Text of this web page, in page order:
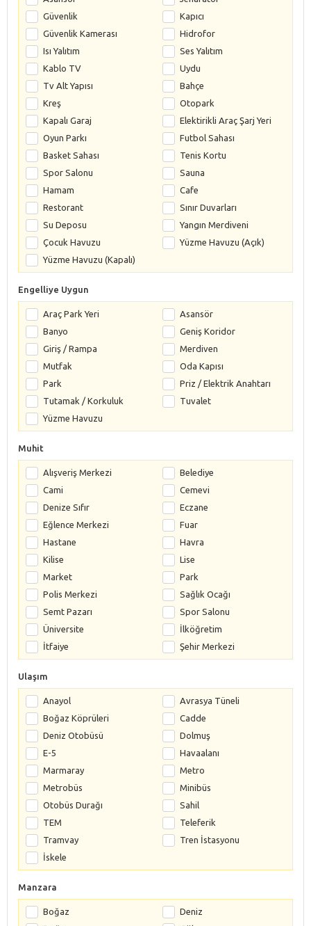
Güvenlik
Kapıcı
Güvenlik Kamerası
Hidrofor
Isı Yalıtım
Ses Yalıtım
Kablo TV
Uydu
Tv Alt Yapısı
Bahçe
Kreş
Otopark
Kapalı Garaj
Elektirikli Araç Şarj Yeri
Oyun Parkı
Futbol Sahası
Basket Sahası
Tenis Kortu
Spor Salonu
Sauna
Hamam
Cafe
Restorant
Sınır Duvarları
Su Deposu
Yangın Merdiveni
Çocuk Havuzu
Yüzme Havuzu (Açık)
Yüzme Havuzu (Kapalı)
Engelliye Uygun
Araç Park Yeri
Asansör
Banyo
Geniş Koridor
Giriş / Rampa
Merdiven
Mutfak
Oda Kapısı
Park
Priz / Elektrik Anahtarı
Tutamak / Korkuluk
Tuvalet
Yüzme Havuzu
Muhit
Alışveriş Merkezi
Belediye
Cami
Cemevi
Denize Sıfır
Eczane
Eğlence Merkezi
Fuar
Hastane
Havra
Kilise
Lise
Market
Park
Polis Merkezi
Sağlık Ocağı
Semt Pazarı
Spor Salonu
Üniversite
İlköğretim
İtfaiye
Şehir Merkezi
Ulaşım
Anayol
Avrasya Tüneli
Boğaz Köprüleri
Cadde
Deniz Otobüsü
Dolmuş
E-5
Havaalanı
Marmaray
Metro
Metrobüs
Minibüs
Otobüs Durağı
Sahil
TEM
Teleferik
Tramvay
Tren İstasyonu
İskele
Manzara
Boğaz
Deniz